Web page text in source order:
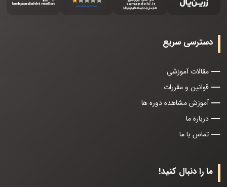
دسترسی سریع
مقالات آموزشی
قوانین و مقررات
آموزش مشاهده دوره ها
درباره ما
تماس با ما
ما را دنبال کنید!